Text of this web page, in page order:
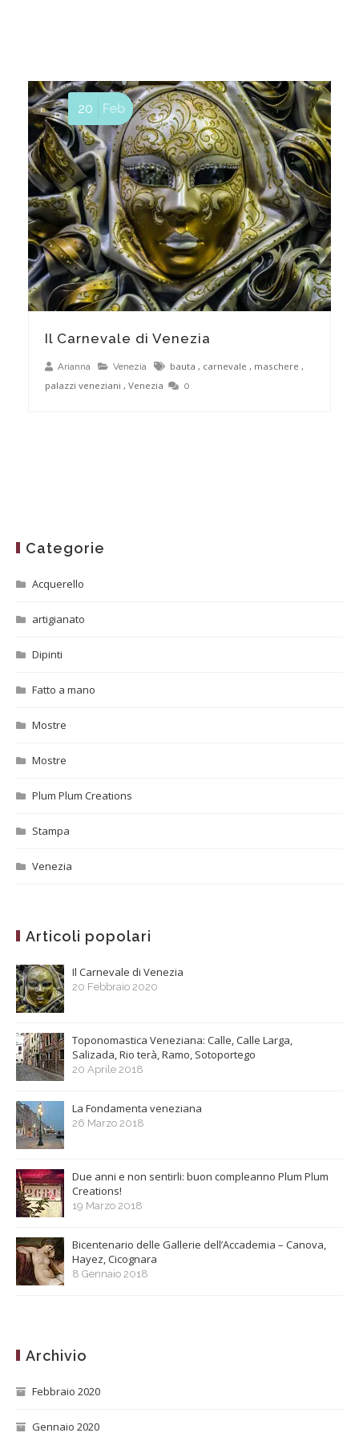
Il Carnevale di Venezia
Arianna Venezia bauta , carnevale , maschere ,
palazzi veneziani , Venezia 0
20 Feb
Categorie
Acquerello
artigianato
Dipinti
Fatto a mano
Mostre
Mostre
Plum Plum Creations
Stampa
Venezia
Articoli popolari
Il Carnevale di Venezia
20 Febbraio 2020
Toponomastica Veneziana: Calle, Calle Larga,
Salizada, Rio terà, Ramo, Sotoportego
20 Aprile 2018
La Fondamenta veneziana
26 Marzo 2018
Due anni e non sentirli: buon compleanno Plum Plum
Creations!
19 Marzo 2018
Bicentenario delle Gallerie dell’Accademia – Canova,
Hayez, Cicognara
8 Gennaio 2018
Archivio
Febbraio 2020
Gennaio 2020